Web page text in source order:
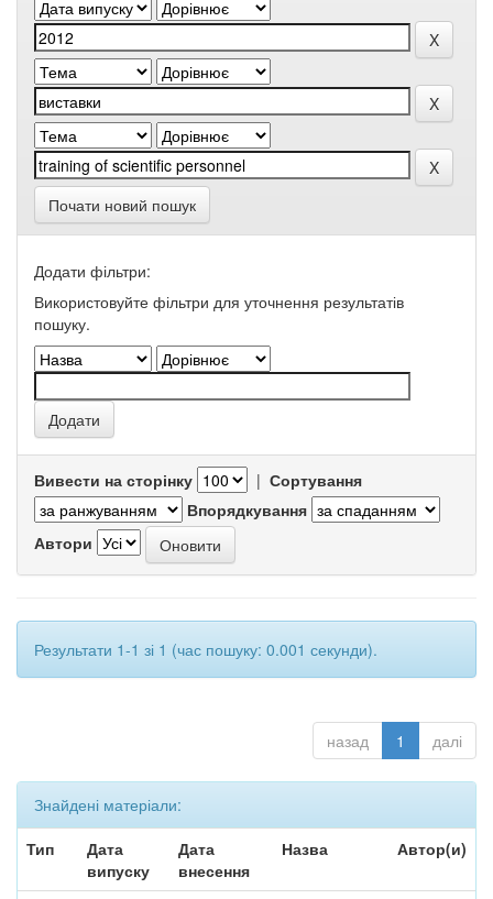
Почати новий пошук
Додати фільтри:
Використовуйте фільтри для уточнення результатів
пошуку.
Вивести на сторінку | Сортування
Впорядкування
Автори
Результати 1-1 зі 1 (час пошуку: 0.001 секунди).
назад 1 далі
Знайдені матеріали:
Тип
Дата
випуску
Дата
внесення
Назва Автор(и)